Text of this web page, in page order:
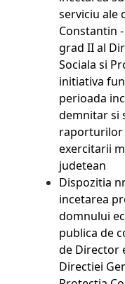
serviciu ale
Constantin
grad II al
Sociala si
initiativa
perioada
demnitar si
raporturilor
exercitarii
judetean
Dispozitia
incetarea
domnului
publica de
de Director
Directiei